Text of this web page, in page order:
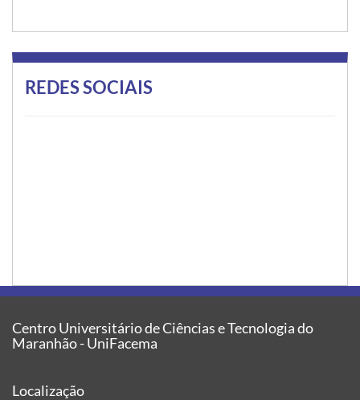
REDES SOCIAIS
Centro Universitário de Ciências e Tecnologia do
Maranhão - UniFacema
Localização